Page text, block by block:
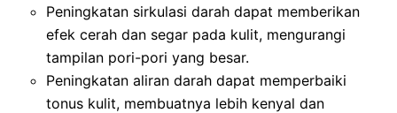
Peningkatan sirkulasi darah dapat memberikan
efek cerah dan segar pada kulit, mengurangi
tampilan pori-pori yang besar.
Peningkatan aliran darah dapat memperbaiki
tonus kulit, membuatnya lebih kenyal dan